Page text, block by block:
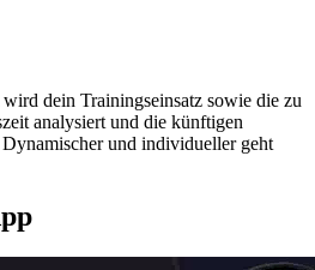
dein Trainingseinsatz sowie die zu
analysiert und die künftigen
und individueller geht